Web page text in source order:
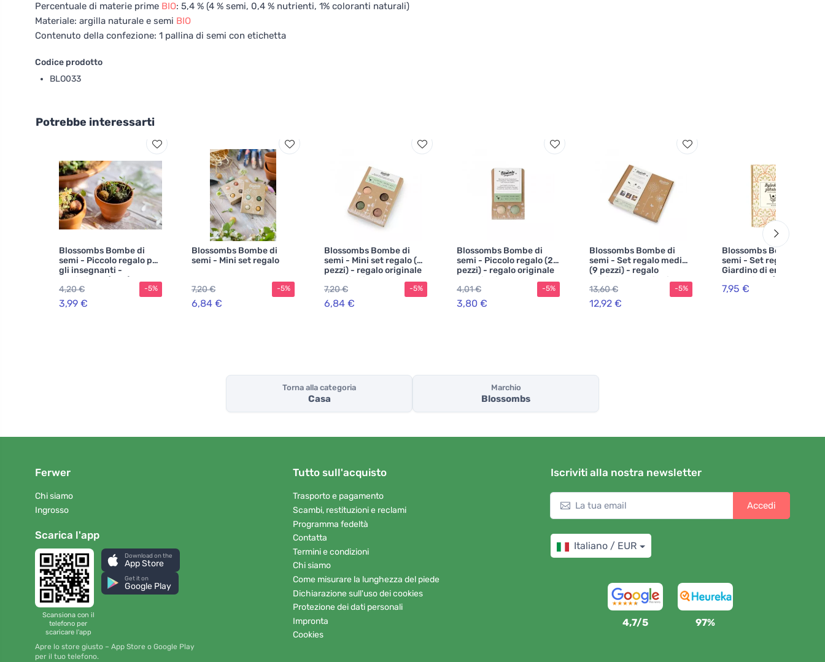
Percentuale di materie prime BIO: 5,4 % (4 % semi, 0,4 % nutrienti, 1% coloranti naturali)
Materiale: argilla naturale e semi BIO
Contenuto della confezione: 1 pallina di semi con etichetta
Codice prodotto
BLO033
Potrebbe interessarti
Blossombs Bombe di
semi - Piccolo regalo per
gli insegnanti -
Coniglietto (2 pz)
4,20 €
3,99 €
-5%
Blossombs Bombe di
semi - Mini set regalo
7,20 €
6,84 €
-5%
Blossombs Bombe di
semi - Mini set regalo (4
pezzi) - regalo originale
e pratico in un unico
prodotto
7,20 €
6,84 €
-5%
Blossombs Bombe di
semi - Piccolo regalo (2
pezzi) - regalo originale
e pratico in un unico
prodotto
4,01 €
3,80 €
-5%
Blossombs Bombe di
semi - Set regalo medio
(9 pezzi) - regalo
originale e pratico in un
unico prodotto
13,60 €
12,92 €
-5%
Blossombs Bombe di
semi - Set regalo mini -
Giardino di erbe
aromatiche (4 pz) - un
regalo originale e
7,95 €
Torna alla categoria
Casa
Marchio
Blossombs
Ferwer
Chi siamo
Ingrosso
Scarica l'app
Scansiona con il
telefono per
scaricare l'app
Download on the
App Store
Get it on
Google Play
Apre lo store giusto – App Store o Google Play
per il tuo telefono.
Tutto sull'acquisto
Trasporto e pagamento
Scambi, restituzioni e reclami
Programma fedeltà
Contatta
Termini e condizioni
Chi siamo
Come misurare la lunghezza del piede
Dichiarazione sull'uso dei cookies
Protezione dei dati personali
Impronta
Cookies
Iscriviti alla nostra newsletter
Accedi
Italiano / EUR
4,7/5 97%